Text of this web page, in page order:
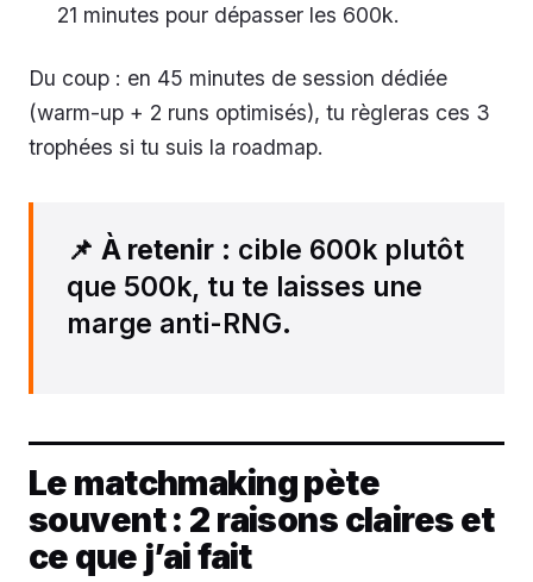
21 minutes pour dépasser les 600k.
Du coup : en 45 minutes de session dédiée
(warm-up + 2 runs optimisés), tu règleras ces 3
trophées si tu suis la roadmap.
📌 À retenir : cible 600k plutôt
que 500k, tu te laisses une
marge anti-RNG.
Le matchmaking pète
souvent : 2 raisons claires et
ce que j’ai fait